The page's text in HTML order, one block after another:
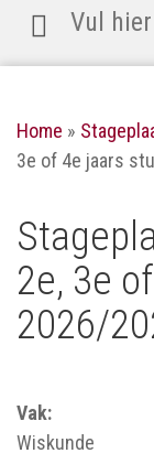
Zoeken
Home »
3e of 4e jaars
2e, 3e
2026/
Vak:
Wiskunde